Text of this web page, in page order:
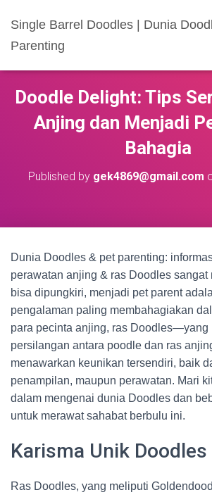
Single Barrel Doodles | Dunia
Parenting
Doodle Delight: Tips
Anjing dan Menjadi
Bahagia
Published by gek4869@gmail.com
Dunia Doodles & pet parenting:
perawatan anjing & ras Doodles sangat
bisa dipungkiri, menjadi pet parent
pengalaman paling membahagiakan
para pecinta anjing, ras Doodles—yang
persilangan antara poodle dan ras
menawarkan keunikan tersendiri, baik
penampilan, maupun perawatan. Mari
dalam mengenai dunia Doodles dan
untuk merawat sahabat berbulu ini.
Karisma Unik Doodles
Ras Doodles, yang meliputi